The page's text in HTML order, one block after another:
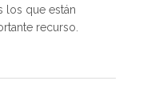
los que están
recurso.